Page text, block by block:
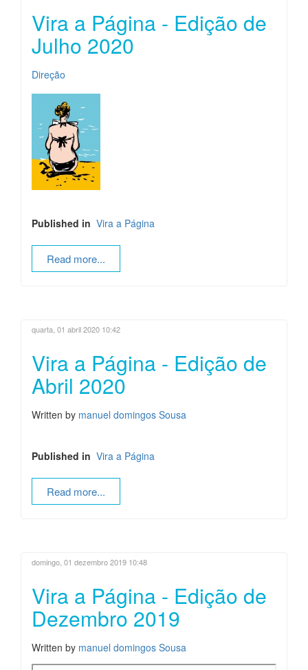
Vira a Página - Edição de
Julho 2020
Direção
Published in Vira a Página
Read more...
quarta, 01 abril 2020 10:42
Vira a Página - Edição de
Abril 2020
Written by manuel domingos Sousa
Published in Vira a Página
Read more...
domingo, 01 dezembro 2019 10:48
Vira a Página - Edição de
Dezembro 2019
Written by manuel domingos Sousa